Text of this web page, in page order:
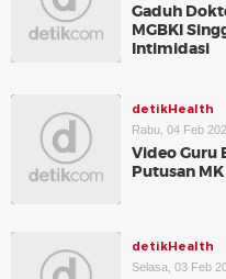
Gaduh
MGBKI
Intimidasi
detikHealth
Rabu, 04 Feb
Video Guru
Putusan
detikHealth
Selasa, 03 Feb